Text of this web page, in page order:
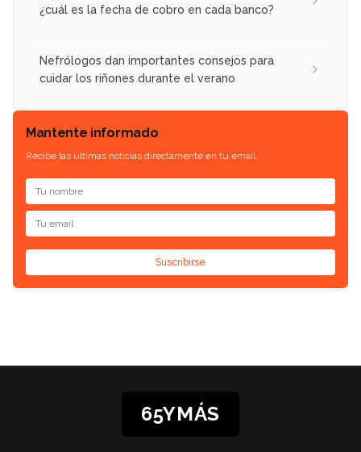
¿cuál es la fecha de cobro en cada banco?
Nefrólogos dan importantes consejos para
cuidar los riñones durante el verano
Mantente informado
Recibe las últimas noticias directamente en tu email.
Suscribirse
65YMÁS